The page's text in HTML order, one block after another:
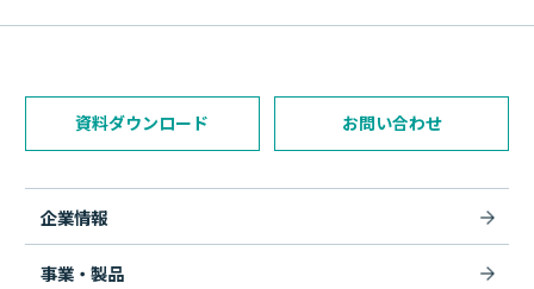
資料ダウンロード お問い合わせ
企業情報
事業・製品